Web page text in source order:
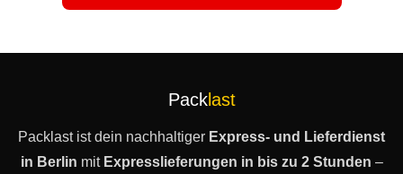
Packlast
Packlast ist dein nachhaltiger Express- und Lieferdienst
in Berlin mit Expresslieferungen in bis zu 2 Stunden –